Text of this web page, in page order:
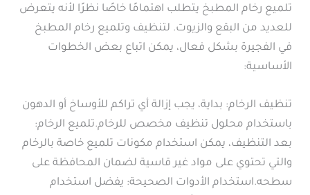
تلميع رخام المطبخ يتطلب اهتمامًا خاصًا نظرًا لأنه يتعرض
للعديد من البقع والزيوت. لتنظيف وتلميع رخام المطبخ
في الفجيرة بشكل فعال، يمكن اتباع بعض الخطوات
الأساسية:
تنظيف الرخام: بداية، يجب إزالة أي تراكم للأوساخ أو الدهون
باستخدام محلول تنظيف مخصص للرخام.تلميع الرخام:
بعد التنظيف، يمكن استخدام مكونات تلميع خاصة بالرخام
والتي تحتوي على مواد غير قاسية لضمان المحافظة على
سطحه.استخدام الأدوات الصحيحة: يفضل استخدام